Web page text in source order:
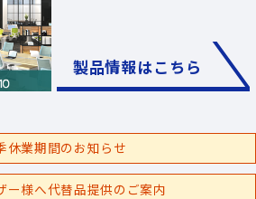
製品情報はこちら
休業期間のお知らせ
ー様へ代替品提供のご案内